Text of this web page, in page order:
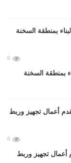
0
بمنطقة السخنة
0
أعمال تجهيز وربط